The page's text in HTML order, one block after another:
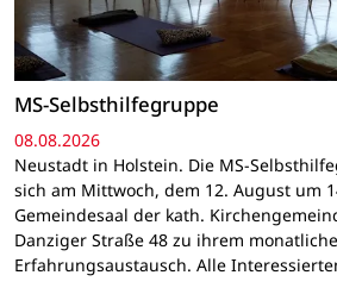
MS-Selbsthilfegruppe
08.08.2026
Neustadt in Holstein. Die MS-
sich am Mittwoch, dem 12. August um
Gemeindesaal der kath.
Danziger Straße 48 zu ihrem
Erfahrungsaustausch. Alle